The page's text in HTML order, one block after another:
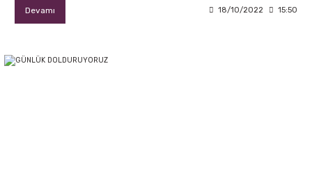
Devamı 18/10/2022 15:50